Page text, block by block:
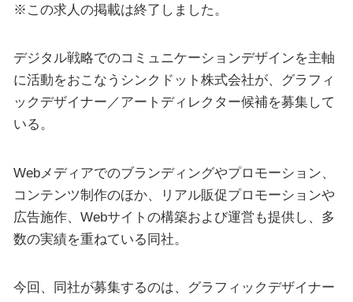
※この求人の掲載は終了しました。
デジタル戦略でのコミュニケーションデザインを主軸
に活動をおこなうシンクドット株式会社が、グラフィ
ックデザイナー／アートディレクター候補を募集して
いる。
Webメディアでのブランディングやプロモーション、
コンテンツ制作のほか、リアル販促プロモーションや
広告施作、Webサイトの構築および運営も提供し、多
数の実績を重ねている同社。
今回、同社が募集するのは、グラフィックデザイナー